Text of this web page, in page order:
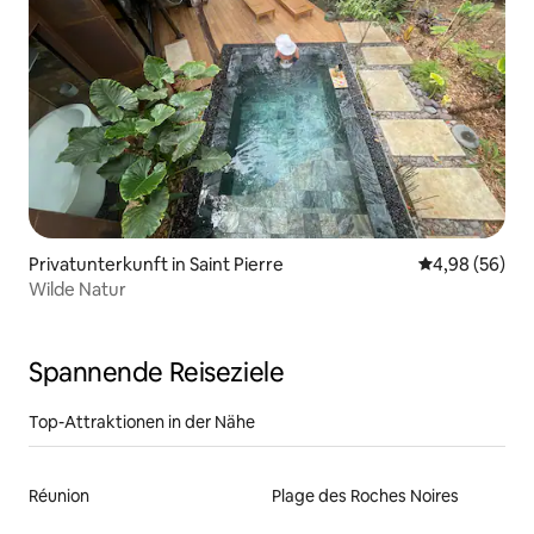
Privatunterkunft in Saint Pierre
4,98 (56)
Wilde Natur
Spannende Reiseziele
Top-Attraktionen in der Nähe
Réunion Plage des Roches Noires